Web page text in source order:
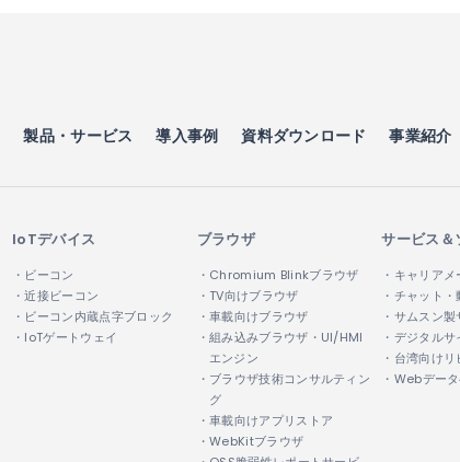
製品・サービス 導入事例 資料ダウンロード 事業紹介
IoTデバイス
・ビーコン
・近接ビーコン
・ビーコン内蔵点字ブロック
・IoTゲートウェイ
ブラウザ
・Chromium Blinkブラウザ
・TV向けブラウザ
・車載向けブラウザ
・組み込みブラウザ・UI/HMI
エンジン
・ブラウザ技術コンサルティン
グ
・車載向けアプリストア
・WebKitブラウザ
サービス＆
・キャリアメ
・チャット
・サムスン
・デジタル
・台湾向け
・Webデー